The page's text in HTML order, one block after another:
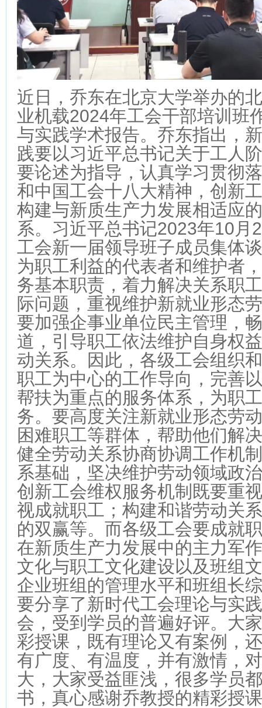
近日，乔东在北京大学举办的
业机载2024年工会干部培训班
与实践学术报告。乔东指出，
践要以习近平总书记关于工人
要论述为指导，认真学习贯彻
和中国工会十八大精神，创新
构建与新质生产力发展相适应
系。习近平总书记2023年10月
工会新一届领导班子成员集体
为职工利益的代表者和维护者
务基本职责，着力解决关系职
际问题，重视维护新就业形态
要加强企事业单位民主管理，
道，引导职工依法维护自身权
动关系。因此，各级工会组织
职工为中心的工作导向，完善
帮扶为重点的服务体系，为职
务。要高度关注新就业形态劳
困难职工等群体，帮助他们解
健全劳动关系协商协调工作机
系基础，坚决维护劳动领域政
创新工会维权服务机制既要重
视成就职工；构建和谐劳动关
的双赢等。而各级工会要成就
在新质生产力发展中的主力军
文化与职工文化建设以及班组
企业班组的管理水平和班组长
要分享了新时代工会理论与实
会，受到学员的普遍好评。大
彩授课，既有理论又有案例，
有广度、有温度，并有激情，
大，大家受益匪浅，很多学员
书，真心感谢乔教授的精彩授